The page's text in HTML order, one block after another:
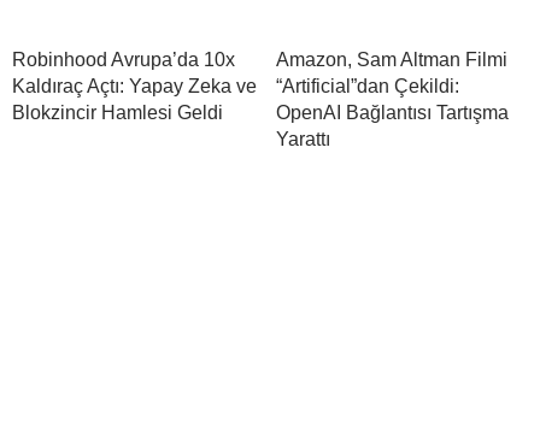
Robinhood Avrupa’da 10x
Kaldıraç Açtı: Yapay Zeka ve
Blokzincir Hamlesi Geldi
Amazon, Sam Altman Filmi
“Artificial”dan Çekildi:
OpenAI Bağlantısı Tartışma
Yarattı